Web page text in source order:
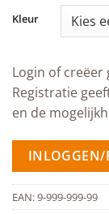
Kleur
Login of creëer
Registratie
en de
INLOGGEN/
EAN:9-999-999-99